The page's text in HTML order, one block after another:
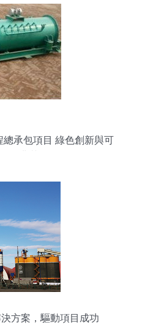
承包項目 綠色創新與可
方案，驅動項目成功